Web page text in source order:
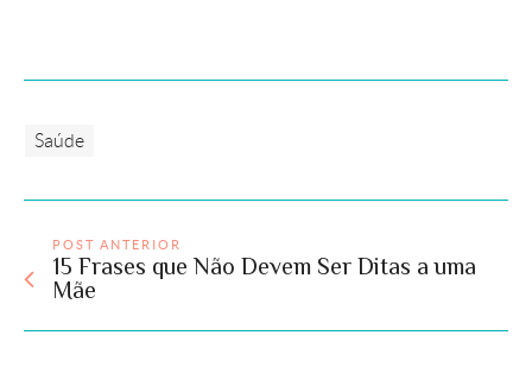
Saúde
POST ANTERIOR
15 Frases que Não Devem Ser Ditas a uma
Mãe